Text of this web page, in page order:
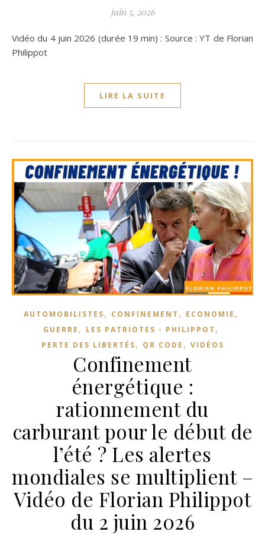
juin 5, 2026
Vidéo du 4 juin 2026 (durée 19 min) : Source : YT de Florian
Philippot
LIRE LA SUITE
AUTOMOBILISTES, CONFINEMENT , ECONOMIE ,
GUERRE , LES PATRIOTES - PHILIPPOT ,
PERTE DES LIBERTÉS, QR CODE , VIDÉOS
Confinement
énergétique :
rationnement du
carburant pour le début de
l’été ? Les alertes
mondiales se multiplient –
Vidéo de Florian Philippot
du 2 juin 2026